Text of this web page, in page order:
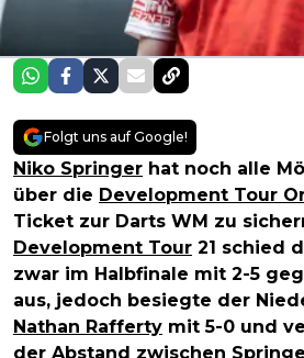
Folgt uns auf Google!
Niko Springer hat noch alle
über die Development Tour
Ticket zur Darts WM zu
Development Tour 21 schied
zwar im Halbfinale mit 2-5
aus, jedoch besiegte der
Nathan Rafferty mit 5-0 und
der Abstand zwischen